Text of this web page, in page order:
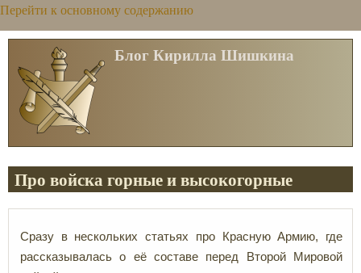
Перейти к основному содержанию
Блог Кирилла Шишкина
Про войска горные и высокогорные
Сразу в нескольких статьях про Красную Армию, где
рассказывалась о её составе перед Второй Мировой